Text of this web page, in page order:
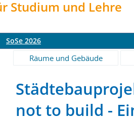
Studium und Lehre
SoSe 2026
Räume und Gebäude
not to build -